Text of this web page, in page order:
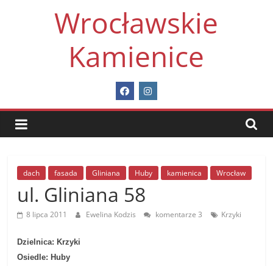
Wrocławskie
Kamienice
dach fasada Gliniana Huby kamienica Wrocław
ul. Gliniana 58
8 lipca 2011 Ewelina Kodzis komentarze 3 Krzyki
Dzielnica: Krzyki
Osiedle: Huby